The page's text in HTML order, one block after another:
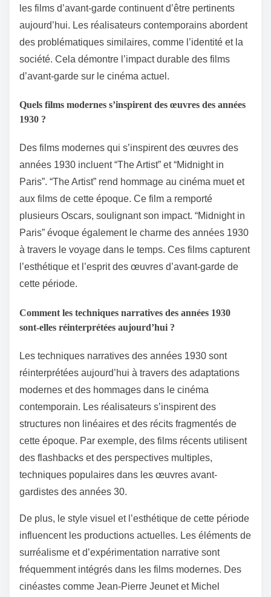
les films d’avant-garde continuent d’être pertinents
aujourd’hui. Les réalisateurs contemporains abordent
des problématiques similaires, comme l’identité et la
société. Cela démontre l’impact durable des films
d’avant-garde sur le cinéma actuel.
Quels films modernes s’inspirent des œuvres des années
1930 ?
Des films modernes qui s’inspirent des œuvres des
années 1930 incluent “The Artist” et “Midnight in
Paris”. “The Artist” rend hommage au cinéma muet et
aux films de cette époque. Ce film a remporté
plusieurs Oscars, soulignant son impact. “Midnight in
Paris” évoque également le charme des années 1930
à travers le voyage dans le temps. Ces films capturent
l’esthétique et l’esprit des œuvres d’avant-garde de
cette période.
Comment les techniques narratives des années 1930
sont-elles réinterprétées aujourd’hui ?
Les techniques narratives des années 1930 sont
réinterprétées aujourd’hui à travers des adaptations
modernes et des hommages dans le cinéma
contemporain. Les réalisateurs s’inspirent des
structures non linéaires et des récits fragmentés de
cette époque. Par exemple, des films récents utilisent
des flashbacks et des perspectives multiples,
techniques populaires dans les œuvres avant-
gardistes des années 30.
De plus, le style visuel et l’esthétique de cette période
influencent les productions actuelles. Les éléments de
surréalisme et d’expérimentation narrative sont
fréquemment intégrés dans les films modernes. Des
cinéastes comme Jean-Pierre Jeunet et Michel